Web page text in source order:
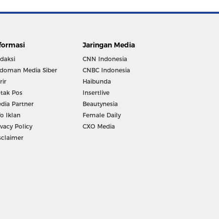
Media Siber
Pos
Partner
Iklan
Policy
Jaringan Media
CNN Indonesia
CNBC Indonesia
Haibunda
Insertlive
Beautynesia
Female Daily
CXO Media